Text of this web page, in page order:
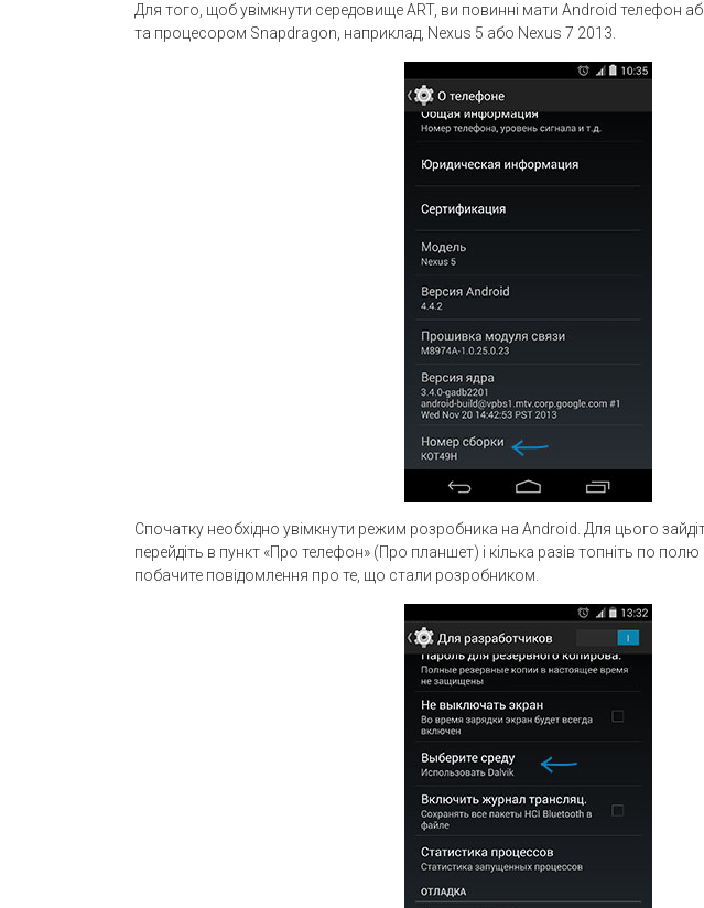
Для того, щоб увімкнути середовище ART, ви повинні мати Android телефон
та процесором Snapdragon, наприклад, Nexus 5 або Nexus 7 2013.
Спочатку необхідно увімкнути режим розробника на Android. Для цього
перейдіть в пункт «Про телефон» (Про планшет) і кілька разів топніть по
побачите повідомлення про те, що стали розробником.